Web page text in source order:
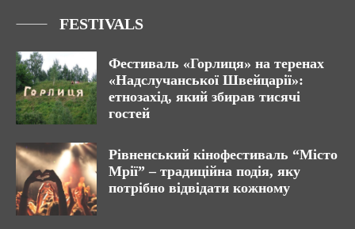
FESTIVALS
Фестиваль «Горлиця» на теренах
«Надслучанської Швейцарії»:
етнозахід, який збирав тисячі
гостей
Рівненський кінофестиваль “Місто
Мрії” – традиційна подія, яку
потрібно відвідати кожному